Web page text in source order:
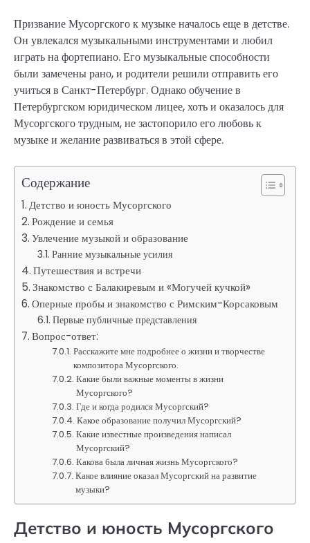
Призвание Мусоргского к музыке началось еще в детстве.
Он увлекался музыкальными инструментами и любил
играть на фортепиано. Его музыкальные способности
были замечены рано, и родители решили отправить его
учиться в Санкт-Петербург. Однако обучение в
Петербургском юридическом лицее, хоть и оказалось для
Мусоргского трудным, не застопорило его любовь к
музыке и желание развиваться в этой сфере.
Содержание
Детство и юность Мусоргского
Рождение и семья
Увлечение музыкой и образование
Ранние музыкальные усилия
Путешествия и встречи
Знакомство с Балакиревым и «Могучей кучкой»
Оперные пробы и знакомство с Римским-Корсаковым
Первые публичные представления
Вопрос-ответ:
Расскажите мне подробнее о жизни и творчестве
композитора Мусоргского.
Какие были важные моменты в жизни
Мусоргского?
Где и когда родился Мусоргский?
Какое образование получил Мусоргский?
Какие известные произведения написал
Мусоргский?
Какова была личная жизнь Мусоргского?
Какое влияние оказал Мусоргский на развитие
музыки?
Детство и юность Мусоргского